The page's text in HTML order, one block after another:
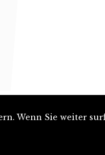
Wenn Sie weiter